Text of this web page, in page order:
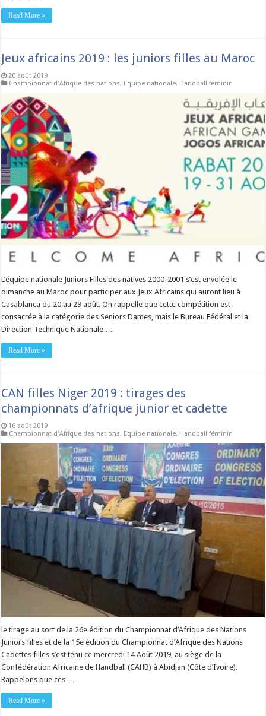
Read More »
Jeux africains 2019 : les juniors filles au Maroc
20 août 2019
Championnat d'Afrique des nations, Equipe nationale, Handball féminin
L’équipe nationale Juniors Filles des natives 2000-2001 s’est envolée le
dimanche au Maroc pour participer aux Jeux Africains qui auront lieu à
Casablanca du 20 au 29 août. On rappelle que cette compétition est
consacrée à la catégorie des Seniors Dames, mais le Bureau Fédéral et la
Direction Technique Nationale …
Read More »
CAN filles Niger 2019 : tirages des
championnats d’afrique junior et cadette
16 août 2019
Championnat d'Afrique des nations, Equipe nationale, Handball féminin
le tirage au sort de la 26e édition du Championnat d’Afrique des Nations
Juniors filles et de la 15e édition du Championnat d’Afrique des Nations
Cadettes filles s’est tenu ce mercredi 14 Août 2019, au siège de la
Confédération Africaine de Handball (CAHB) à Abidjan (Côte d’Ivoire).
Rappelons que ces …
Read More »